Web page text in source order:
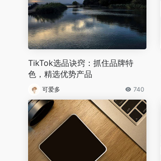
TikTok选品诀窍：抓住品牌特
色，精选优势产品
可爱多 740